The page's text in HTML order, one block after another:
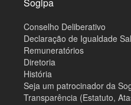
Sogipa
Conselho Deliberativo
Declaração de Igualdade
Remuneratórios
Diretoria
História
Seja um patrocinador da
Transparência (Estatuto,